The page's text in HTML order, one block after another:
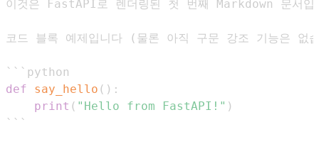
``` python
def
say_hello ( ) :
print ( "Hello from FastAPI!" )
```